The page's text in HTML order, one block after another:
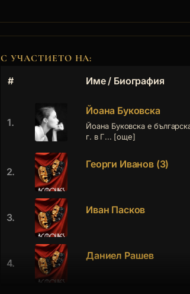
С УЧАСТИЕТО НА:
#
Име / Биография
1.
Йоана Буковска
Йоана Буковска е
г. в Г... [още]
2.
Георги Иванов (3)
3.
Иван Пасков
4.
Даниел Рашев